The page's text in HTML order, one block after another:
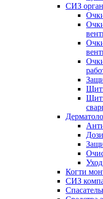
СИЗ
Когти
СИЗ